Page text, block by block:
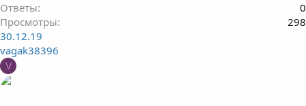
Ответы
0
Просмотры
298
30.12.19
vagak38396
V